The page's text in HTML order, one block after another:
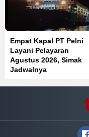
Empat Kapal PT Pelni
Layani Pelayaran
Agustus 2026, Simak
Jadwalnya